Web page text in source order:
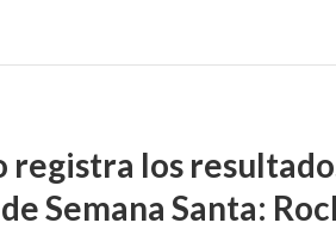
registra los
Semana Santa: